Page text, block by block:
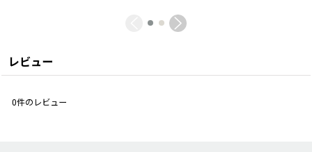
レビュー
0件のレビュー